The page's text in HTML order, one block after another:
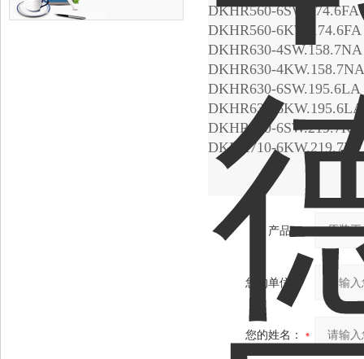
DKHR560-6SW.174.6FA
DKHR560-
DKHR630-4SW.158.7NA
DKHR630-
DKHR630-6SW.195.6LA
DKHR630-
DKHR710-6SW.219.7KF
DKHR710-
产品：
您的单位：
您的姓名：